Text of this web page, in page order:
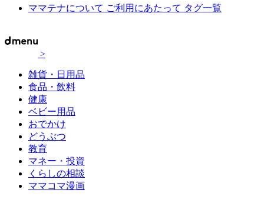
ママテナについて ご利用にあたって タグ一覧
>
雑貨・日用品
食品・飲料
健康
ベビー用品
おでかけ
どうぶつ
教育
マネー・投資
くらしの相談
ママコマ漫画